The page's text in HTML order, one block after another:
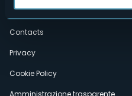
secondario
Où sommes-nous?
Contacts
Privacy
Cookie Policy
Amministrazione trasparente